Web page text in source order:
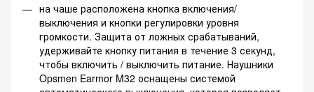
на чаше расположена кнопка включения/
выключения и кнопки регулировки уровня
громкости. Защита от ложных срабатываний,
удерживайте кнопку питания в течение 3 секунд,
чтобы включить / выключить питание. Наушники
Opsmen Earmor M32 оснащены системой